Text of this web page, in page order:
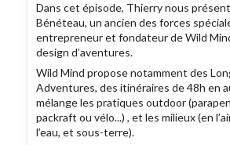
Dans cet épisode, Thierry nous
Bénéteau, un ancien des forces
entrepreneur et fondateur de Wild
design d’aventures.
Wild Mind propose notamment des
Adventures, des itinéraires de 48h en
mélange les pratiques outdoor
packraft ou vélo...) , et les milieux (en
l’eau, et sous-terre).